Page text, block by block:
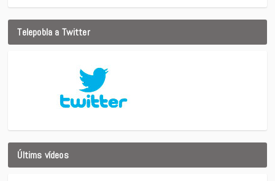
Telepobla a Twitter
Últims vídeos